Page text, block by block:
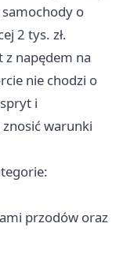
o
2 tys. zł.
napędem na
nie chodzi o
i
warunki
przodów oraz